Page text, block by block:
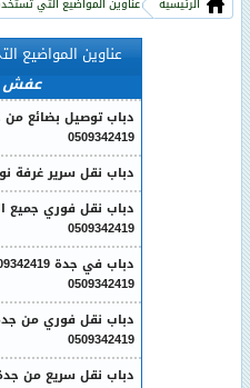
عناوين المواضيع
عفش
دباب توصيل بضائع
0509342419
دباب نقل سرير غرفة نوم في
دباب نقل فوري جميع
0509342419
0509342419
دباب نقل فوري من
0509342419
دباب نقل سريع من